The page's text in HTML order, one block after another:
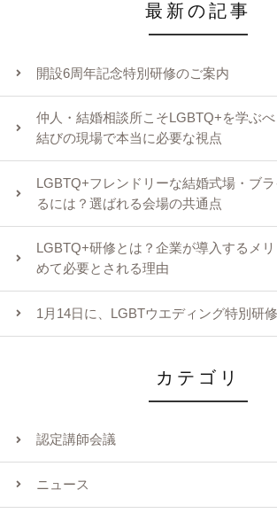
最新の記事
開設6周年記念特別研修のご案内
仲人・結婚相談所こそLGBTQ+を学ぶ
結びの現場で本当に必要な視点
LGBTQ+フレンドリーな結婚式場・ブ
るには？選ばれる会場の共通点
LGBTQ+研修とは？企業が導入するメ
めて必要とされる理由
1月14日に、LGBTウエディング特別研
カテゴリ
認定講師会議
ニュース